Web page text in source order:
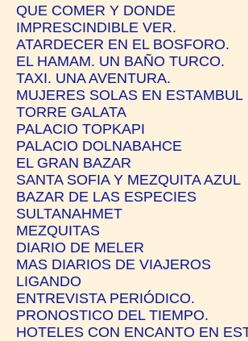
QUE COMER Y DONDE
IMPRESCINDIBLE VER.
ATARDECER EN EL BOSFORO.
EL HAMAM. UN BAÑO TURCO.
TAXI. UNA AVENTURA.
MUJERES SOLAS EN ESTAMBUL
TORRE GALATA
PALACIO TOPKAPI
PALACIO DOLNABAHCE
EL GRAN BAZAR
SANTA SOFIA Y MEZQUITA AZUL
BAZAR DE LAS ESPECIES
SULTANAHMET
MEZQUITAS
DIARIO DE MELER
MAS DIARIOS DE VIAJEROS
LIGANDO
ENTREVISTA PERIÓDICO.
PRONOSTICO DEL TIEMPO.
HOTELES CON ENCANTO EN